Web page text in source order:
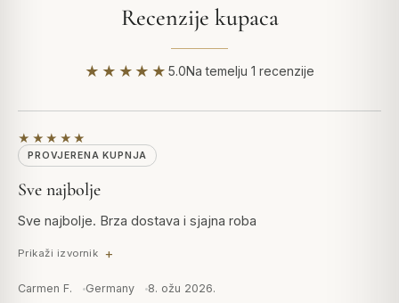
Recenzije kupaca
★★★★★5.0Na temelju 1 recenzije
★★★★★
PROVJERENA KUPNJA
Sve najbolje
Sve najbolje. Brza dostava i sjajna roba
Prikaži izvornik
Carmen F. Germany 8. ožu 2026.